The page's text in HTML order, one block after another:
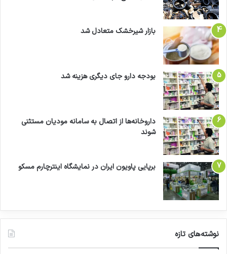
بازار شیرخشک متعادل شد
بودجه دارو جای دیگری هزینه شد
داروخانه‌ها از اتصال به سامانه مودیان مستثنی
شوند
برپایی پاویون ایران در نمایشگاه اینترچارم مسکو
نوشته‌های تازه